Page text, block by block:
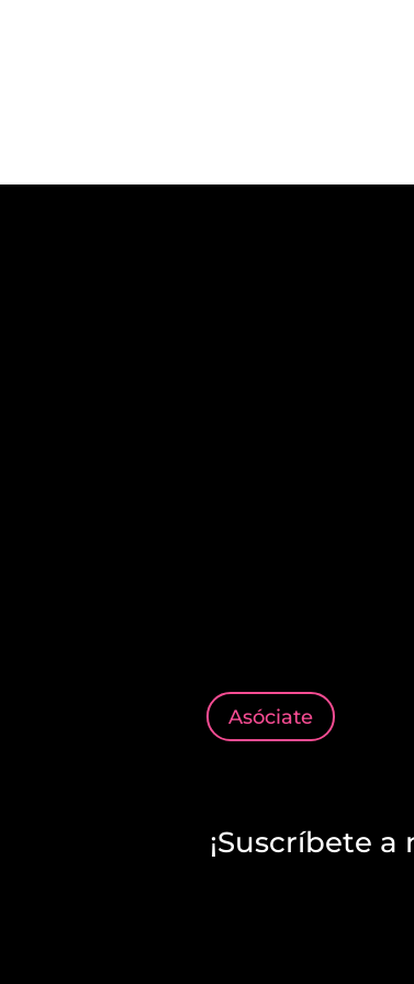
Asóciate
¡Suscríbete